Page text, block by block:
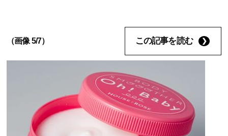
（画像 5/7） この記事を読む